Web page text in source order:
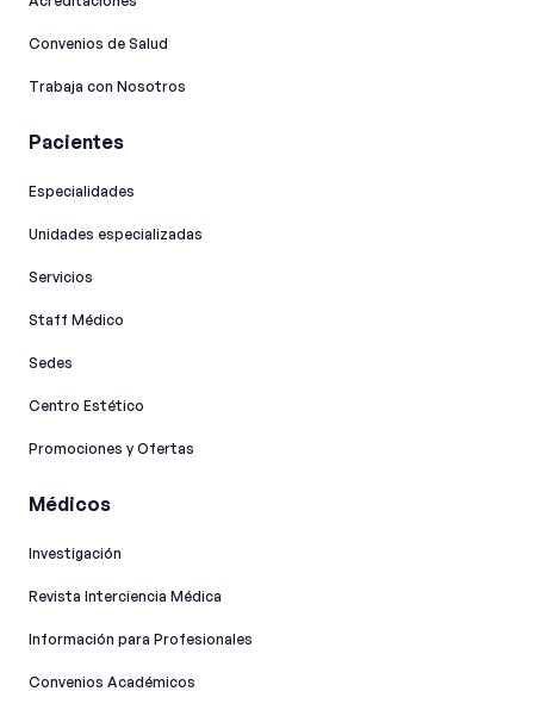
Convenios de Salud
Trabaja con Nosotros
Pacientes
Especialidades
Unidades especializadas
Servicios
Staff Médico
Sedes
Centro Estético
Promociones y Ofertas
Médicos
Investigación
Revista Interciencia Médica
Información para Profesionales
Convenios Académicos